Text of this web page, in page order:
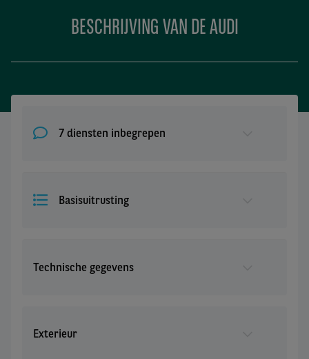
BESCHRIJVING VAN DE AUDI
7 diensten inbegrepen
Basisuitrusting
Technische gegevens
Exterieur